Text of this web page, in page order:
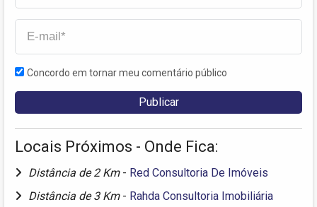
Concordo em tornar meu comentário público
Locais Próximos - Onde Fica:
Distância de 2 Km - Red Consultoria De Imóveis
Distância de 3 Km - Rahda Consultoria Imobiliária